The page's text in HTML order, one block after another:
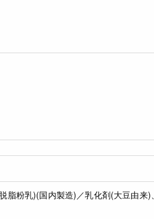
粉乳)(国内製造)／乳化剤(大豆由来)、